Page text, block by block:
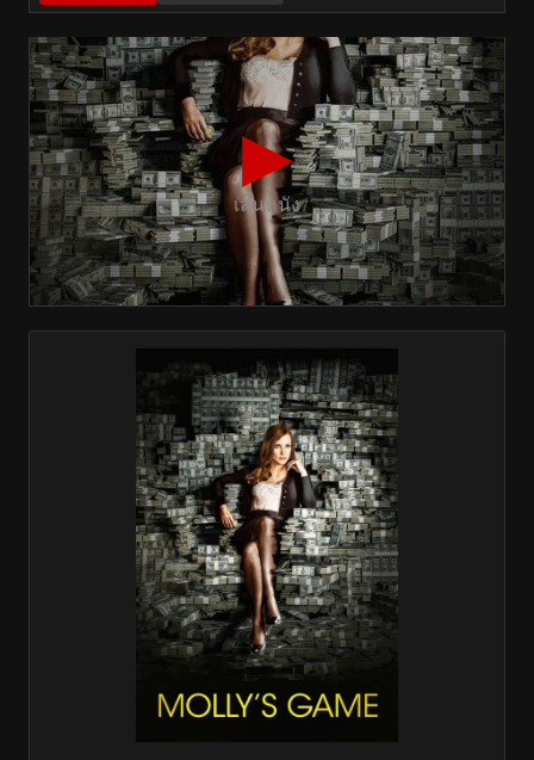
▶
เล่นหนัง